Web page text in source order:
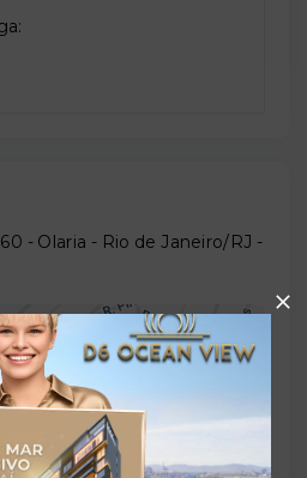
- Olaria - Rio de Janeiro/RJ -